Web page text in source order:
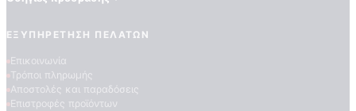
ΕΠΕΞΗΓΗΣΗ ΣΥΜΒΟΛΩΝ
ΕΞΥΠΗΡΈΤΗΣΗ ΠΕΛΑΤΏΝ
Επικοινωνία
Τρόποι πληρωμής
Αποστολές και παραδόσεις
Επιστροφές προϊόντων